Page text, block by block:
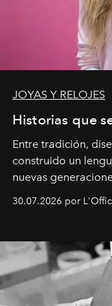
JOYAS Y RELOJES
Historias que
Entre tradición,
construido un
nuevas
Dubray, la
Latinoamérica,
30.07.2026 por